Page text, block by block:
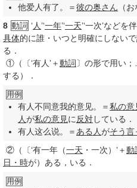
他爱人有了。＝彼の奥さん （
8 動詞 ‘人 ’‘一年’‘一天’‘一次’などを
具体的に誰・いつと明確にしないで
る．
① （〔‘有人’＋動詞〕の形で用い
する）．
用例
有人不同意我的意见。＝私の意
人が私の意見に 反対している．
有人这么说。＝ ある人がそう言
② （〔‘有一年（一天 ・一次）’＋動
日・時が）ある，いる．
用例